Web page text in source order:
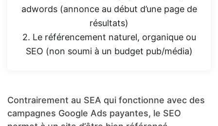
adwords (annonce au début d’une page de
résultats)
2. Le référencement naturel, organique ou
SEO (non soumi à un budget pub/média)
Contrairement au SEA qui fonctionne avec des
campagnes Google Ads payantes, le SEO